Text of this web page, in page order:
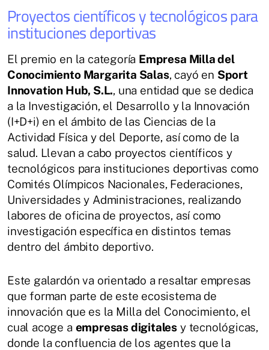
Proyectos científicos y tecnológicos para
instituciones deportivas
El premio en la categoría Empresa Milla del
Conocimiento Margarita Salas, cayó en Sport
Innovation Hub, S.L., una entidad que se dedica
a la Investigación, el Desarrollo y la Innovación
(I+D+i) en el ámbito de las Ciencias de la
Actividad Física y del Deporte, así como de la
salud. Llevan a cabo proyectos científicos y
tecnológicos para instituciones deportivas como
Comités Olímpicos Nacionales, Federaciones,
Universidades y Administraciones, realizando
labores de oficina de proyectos, así como
investigación específica en distintos temas
dentro del ámbito deportivo.
Este galardón va orientado a resaltar empresas
que forman parte de este ecosistema de
innovación que es la Milla del Conocimiento, el
cual acoge a empresas digitales y tecnológicas,
donde la confluencia de los agentes que la